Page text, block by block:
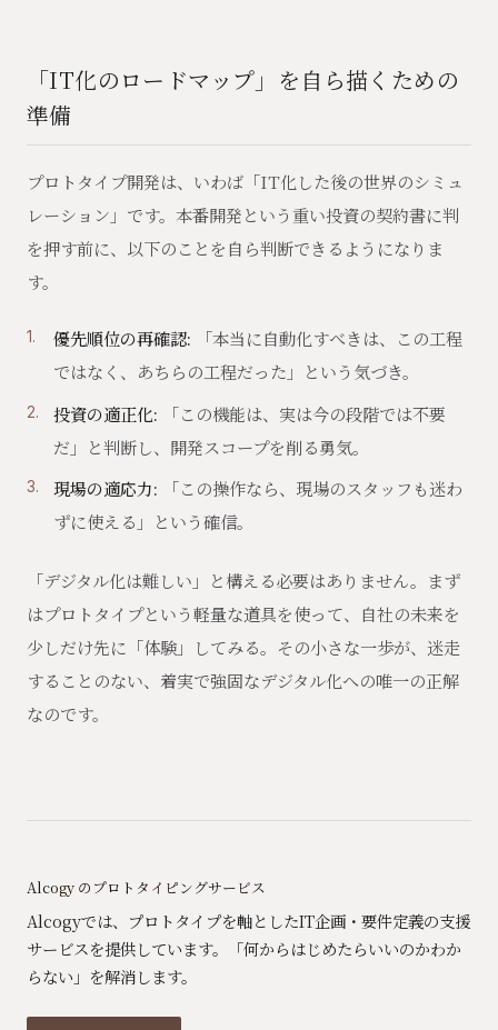
「IT化のロードマップ」を自ら描くための
準備
プロトタイプ開発は、いわば「IT化した後の世界のシミュ
レーション」です。本番開発という重い投資の契約書に判
を押す前に、以下のことを自ら判断できるようになりま
す。
優先順位の再確認: 「本当に自動化すべきは、この工程
ではなく、あちらの工程だった」という気づき。
投資の適正化: 「この機能は、実は今の段階では不要
だ」と判断し、開発スコープを削る勇気。
現場の適応力: 「この操作なら、現場のスタッフも迷わ
ずに使える」という確信。
「デジタル化は難しい」と構える必要はありません。まず
はプロトタイプという軽量な道具を使って、自社の未来を
少しだけ先に「体験」してみる。その小さな一歩が、迷走
することのない、着実で強固なデジタル化への唯一の正解
なのです。
Alcogy のプロトタイピングサービス
Alcogyでは、プロトタイプを軸としたIT企画・要件定義の支援
サービスを提供しています。「何からはじめたらいいのかわか
らない」を解消します。